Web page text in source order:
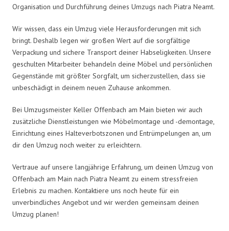
Organisation und Durchführung deines Umzugs nach Piatra Neamt.
Wir wissen, dass ein Umzug viele Herausforderungen mit sich
bringt. Deshalb legen wir großen Wert auf die sorgfältige
Verpackung und sichere Transport deiner Habseligkeiten. Unsere
geschulten Mitarbeiter behandeln deine Möbel und persönlichen
Gegenstände mit größter Sorgfalt, um sicherzustellen, dass sie
unbeschädigt in deinem neuen Zuhause ankommen.
Bei Umzugsmeister Keller Offenbach am Main bieten wir auch
zusätzliche Dienstleistungen wie Möbelmontage und -demontage,
Einrichtung eines Halteverbotszonen und Entrümpelungen an, um
dir den Umzug noch weiter zu erleichtern.
Vertraue auf unsere langjährige Erfahrung, um deinen Umzug von
Offenbach am Main nach Piatra Neamt zu einem stressfreien
Erlebnis zu machen. Kontaktiere uns noch heute für ein
unverbindliches Angebot und wir werden gemeinsam deinen
Umzug planen!